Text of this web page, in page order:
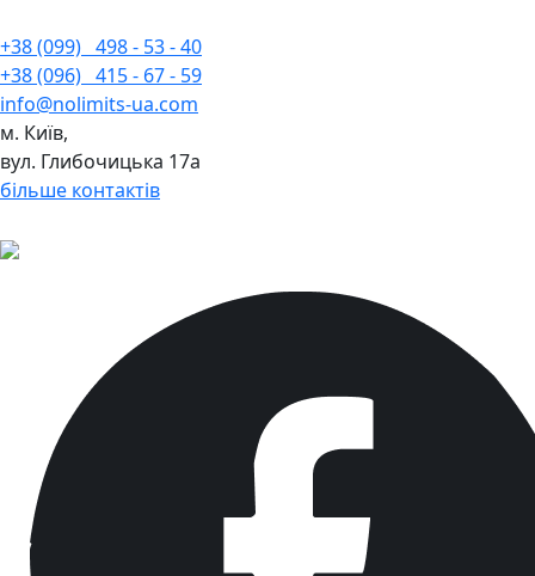
+38 (099) 498 - 53 - 40
+38 (096) 415 - 67 - 59
info@nolimits-ua.com
м. Київ,
вул. Глибочицька 17а
більше контактів